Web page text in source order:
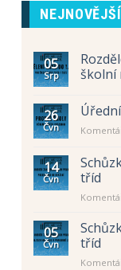
05
Srp
školní
26
Čvn
14
Čvn
tříd
05
Čvn
tříd